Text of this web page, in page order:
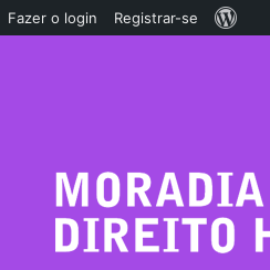
Fazer o login Registrar-se